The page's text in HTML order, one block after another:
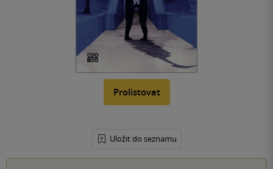
Prolistovat
Uložit do seznamu